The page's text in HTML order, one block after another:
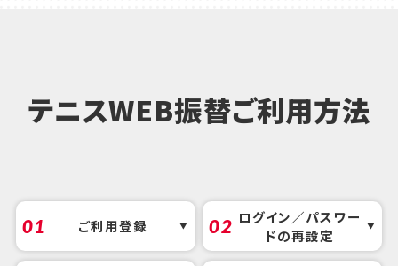
テニスWEB振替ご利用方法
01 ご利用登録 02 ログイン／パスワー
ドの再設定